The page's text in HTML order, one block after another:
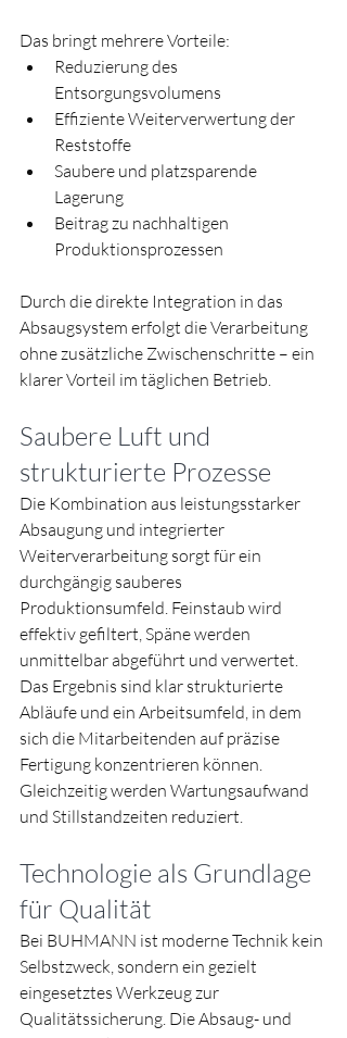
Das bringt mehrere Vorteile:
Reduzierung des
Entsorgungsvolumens
Effiziente Weiterverwertung der
Reststoffe
Saubere und platzsparende
Lagerung
Beitrag zu nachhaltigen
Produktionsprozessen
Durch die direkte Integration in das
Absaugsystem erfolgt die Verarbeitung
ohne zusätzliche Zwischenschritte – ein
klarer Vorteil im täglichen Betrieb.
Saubere Luft und
strukturierte Prozesse
Die Kombination aus leistungsstarker
Absaugung und integrierter
Weiterverarbeitung sorgt für ein
durchgängig sauberes
Produktionsumfeld. Feinstaub wird
effektiv gefiltert, Späne werden
unmittelbar abgeführt und verwertet.
Das Ergebnis sind klar strukturierte
Abläufe und ein Arbeitsumfeld, in dem
sich die Mitarbeitenden auf präzise
Fertigung konzentrieren können.
Gleichzeitig werden Wartungsaufwand
und Stillstandzeiten reduziert.
Technologie als Grundlage
für Qualität
Bei BUHMANN ist moderne Technik kein
Selbstzweck, sondern ein gezielt
eingesetztes Werkzeug zur
Qualitätssicherung. Die Absaug- und